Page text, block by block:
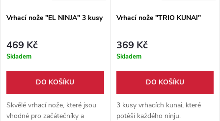
Vrhací nože "EL NINJA" 3 kusy
469 Kč
Skladem
DO KOŠÍKU
Skvělé vrhací nože, které jsou
vhodné pro začátečníky a
Vrhací nože "TRIO KUNAI"
369 Kč
Skladem
DO KOŠÍKU
3 kusy vrhacích kunai, které
potěší každého ninju.